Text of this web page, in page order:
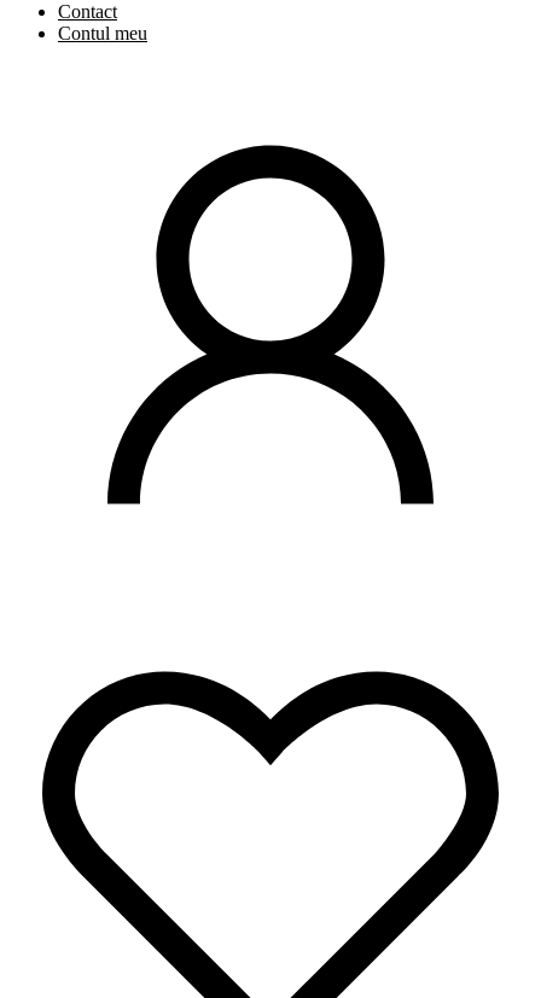
Contact
Contul meu